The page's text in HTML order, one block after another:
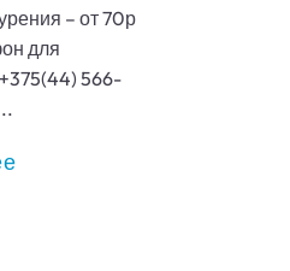
– от 70р
для
566-